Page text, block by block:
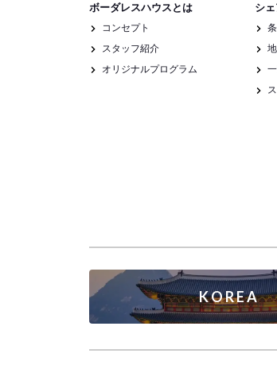
ボーダレスハウスとは
コンセプト
スタッフ紹介
オリジナルプログラム
シ
KOREA